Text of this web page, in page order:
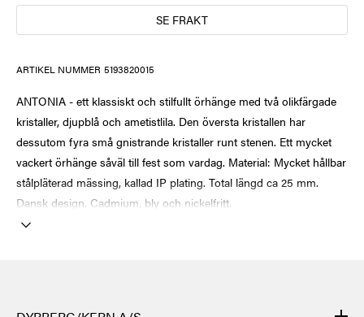
SE FRAKT
ARTIKEL NUMMER 5193820015
ANTONIA - ett klassiskt och stilfullt örhänge med två olikfärgade
kristaller, djupblå och ametistlila. Den översta kristallen har
dessutom fyra små gnistrande kristaller runt stenen. Ett mycket
vackert örhänge såväl till fest som vardag. Material: Mycket hållbar
stålpläterad mässing, kallad IP plating. Total längd ca 25 mm.
Dansk design. Cadmium, bly och nickelfritt.